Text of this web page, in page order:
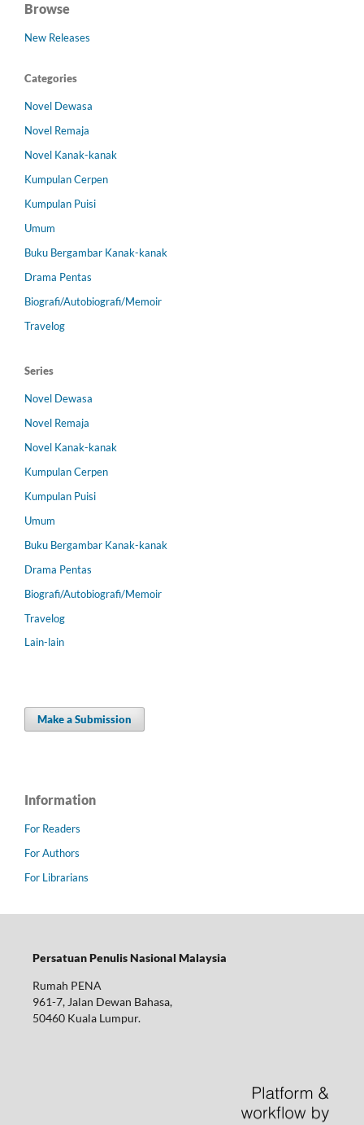
Browse
New Releases
Categories
Novel Dewasa
Novel Remaja
Novel Kanak-kanak
Kumpulan Cerpen
Kumpulan Puisi
Umum
Buku Bergambar Kanak-kanak
Drama Pentas
Biografi/Autobiografi/Memoir
Travelog
Series
Novel Dewasa
Novel Remaja
Novel Kanak-kanak
Kumpulan Cerpen
Kumpulan Puisi
Umum
Buku Bergambar Kanak-kanak
Drama Pentas
Biografi/Autobiografi/Memoir
Travelog
Lain-lain
Make a Submission
Information
For Readers
For Authors
For Librarians
Persatuan Penulis Nasional Malaysia
Rumah PENA
961-7, Jalan Dewan Bahasa,
50460 Kuala Lumpur.